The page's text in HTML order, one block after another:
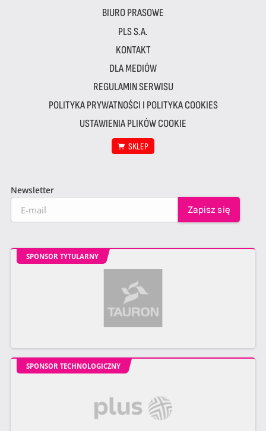
BIURO PRASOWE
PLS S.A.
KONTAKT
DLA MEDIÓW
REGULAMIN SERWISU
POLITYKA PRYWATNOŚCI I POLITYKA COOKIES
USTAWIENIA PLIKÓW COOKIE
SKLEP
Newsletter
SPONSOR TYTULARNY
SPONSOR TECHNOLOGICZNY